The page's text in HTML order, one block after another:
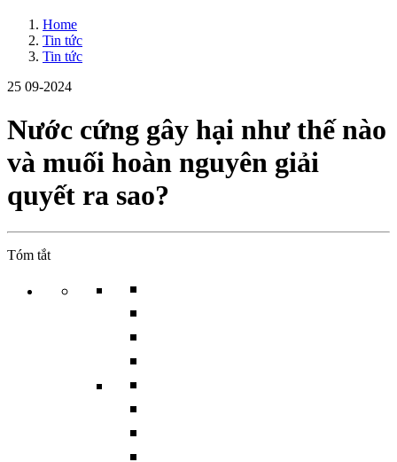
Home
Tin tức
Tin tức
25 09-2024
Nước cứng gây hại như thế nào
và muối hoàn nguyên giải
quyết ra sao?
Tóm tắt